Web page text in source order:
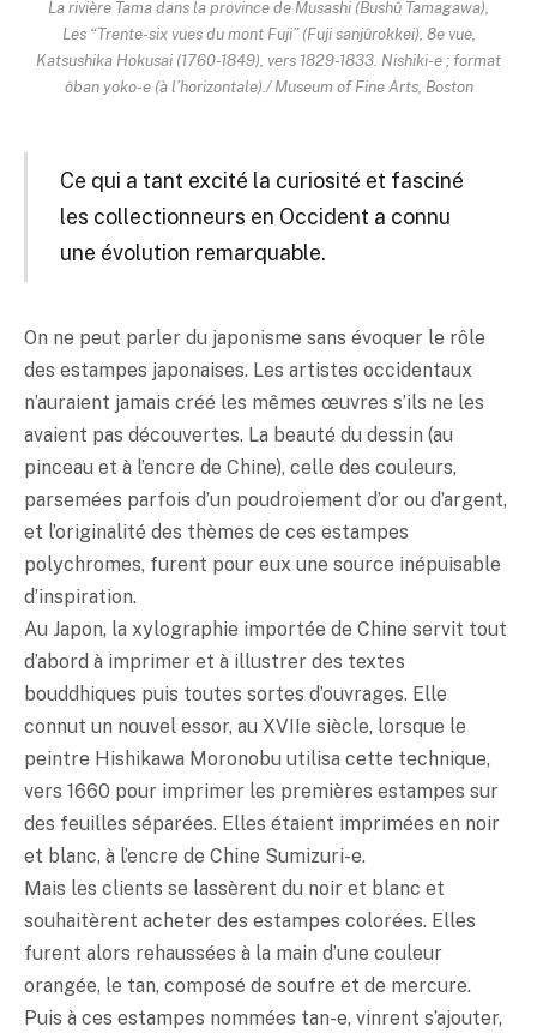
La rivière Tama dans la province de Musashi (Bushû Tamagawa),
Les “Trente-six vues du mont Fuji” (Fuji sanjûrokkei), 8e vue,
Katsushika Hokusai (1760-1849), vers 1829-1833. Nishiki-e ; format
ôban yoko-e (à l’horizontale)./ Museum of Fine Arts, Boston
Ce qui a tant excité la curiosité et fasciné
les collectionneurs en Occident a connu
une évolution remarquable.
On ne peut parler du japonisme sans évoquer le rôle
des estampes japonaises. Les artistes occidentaux
n’auraient jamais créé les mêmes œuvres s’ils ne les
avaient pas découvertes. La beauté du dessin (au
pinceau et à l’encre de Chine), celle des couleurs,
parsemées parfois d’un poudroiement d’or ou d’argent,
et l’originalité des thèmes de ces estampes
polychromes, furent pour eux une source inépuisable
d’inspiration.
Au Japon, la xylographie importée de Chine servit tout
d’abord à imprimer et à illustrer des textes
bouddhiques puis toutes sortes d’ouvrages. Elle
connut un nouvel essor, au XVIIe siècle, lorsque le
peintre Hishikawa Moronobu utilisa cette technique,
vers 1660 pour imprimer les premières estampes sur
des feuilles séparées. Elles étaient imprimées en noir
et blanc, à l’encre de Chine Sumizuri-e.
Mais les clients se lassèrent du noir et blanc et
souhaitèrent acheter des estampes colorées. Elles
furent alors rehaussées à la main d’une couleur
orangée, le tan, composé de soufre et de mercure.
Puis à ces estampes nommées tan-e, vinrent s’ajouter,